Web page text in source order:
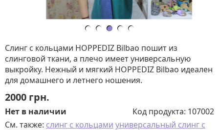
Слинг с кольцами HOPPEDIZ Bilbao пошит из
слинговой ткани, а плечо имеет универсальную
выкройку. Нежный и мягкий HOPPEDIZ Bilbao идеален
для домашнего и летнего ношения.
2000 грн.
Нет в наличии Код продукта: 107002
См. также: слинг с кольцами универсальный слинг с